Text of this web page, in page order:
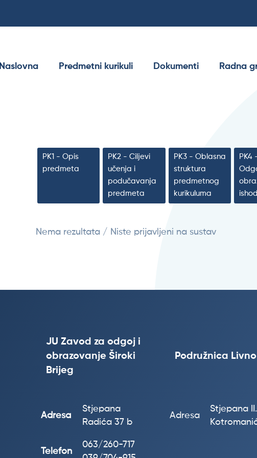
Naslovna Predmetni kurikuli Dokumenti Radna
PK1 - Opis
predmeta
PK2 - Ciljevi
učenja i
podučavanja
predmeta
PK3 - Oblasna
struktura
predmetnog
kurikuluma
PK4
Nema rezultata / Niste prijavljeni na sustav
JU Zavod za odgoj i
obrazovanje Široki
Brijeg
Podružnica Livno
Adresa
Stjepana
Radića 37 b
Adresa
Stjepana II.
Telefon
063/260-717